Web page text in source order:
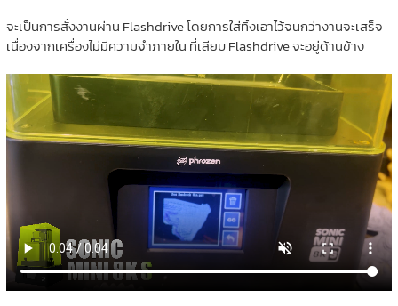
จะเป็นการสั่งงานผ่าน Flashdrive โดยการใส่ทิ้งเอาไว้จนกว่างานจะเสร็จ
เนื่องจากเครื่องไม่มีความจำภายใน ที่เสียบ Flashdrive จะอยู่ด้านข้าง